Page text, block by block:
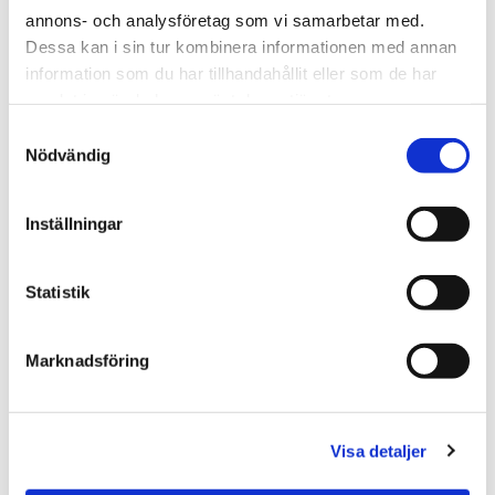
annons- och analysföretag som vi samarbetar med.
Dessa kan i sin tur kombinera informationen med annan
information som du har tillhandahållit eller som de har
Nödvändig
Inställningar
Statistik
Marknadsföring
Visa detaljer
transportbil. Vi utför transportbils-
reparationer på alla fabrikat.
Mer om husbilar
Välkommen till din Meca verkstad! Vi utför
husvagnsreparationer. All service på ett